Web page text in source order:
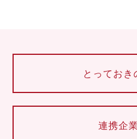
とっておき
連携企